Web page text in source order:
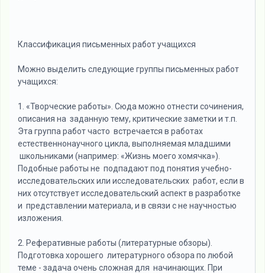
Классификация письменных работ учащихся
Можно выделить следующие группы письменных работ
учащихся:
1. «Творческие работы». Сюда можно отнести сочинения,
описания на заданную тему, критические заметки и т.п.
Эта группа работ часто встречается в работах
естественнонаучного цикла, выполняемая младшими
школьниками (например: «Жизнь моего хомячка»).
Подобные работы не подпадают под понятия учебно-
исследовательских или исследовательских работ, если в
них отсутствует исследовательский аспект в разработке
и представлении материала, и в связи с не научностью
изложения.
2. Реферативные работы (литературные обзоры).
Подготовка хорошего литературного обзора по любой
теме - задача очень сложная для начинающих. При